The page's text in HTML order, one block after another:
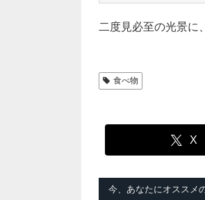
二度見必至の光景に
食べ物
X
今、あなたにオススメ